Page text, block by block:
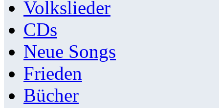
Volkslieder
CDs
Neue Songs
Frieden
Bücher